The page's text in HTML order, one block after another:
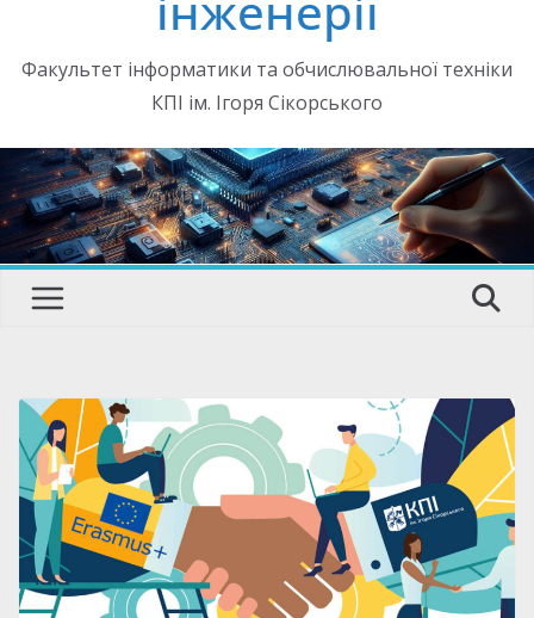
Факультет інформатики та обчислювальної техніки
КПІ ім. Ігоря Сікорського